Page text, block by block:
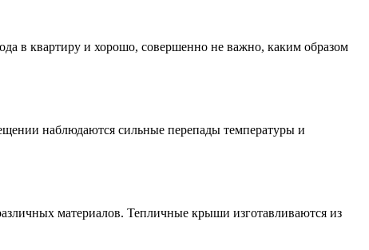
в квартиру и хорошо, совершенно не важно, каким образом
наблюдаются сильные перепады температуры и
материалов. Тепличные крыши изготавливаются из